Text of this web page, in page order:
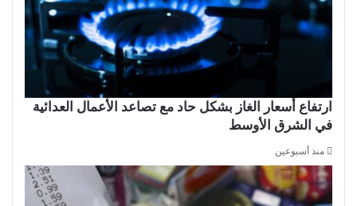
ارتفاع أسعار الغاز بشكل حاد مع تصاعد الأعمال العدائية
في الشرق الأوسط
منذ أسبوعين